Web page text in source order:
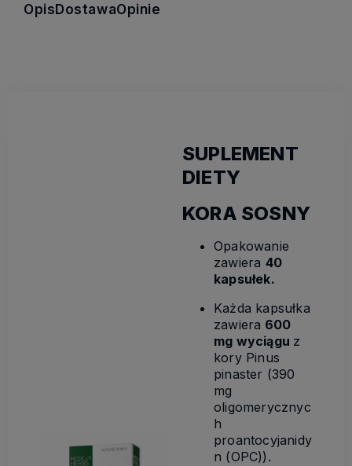
OpisDostawaOpinie
SUPLEMENT
DIETY
KORA SOSNY
Opakowanie
zawiera 40
kapsułek.
Każda kapsułka
zawiera 600
mg wyciągu z
kory Pinus
pinaster (390
mg
oligomerycznyc
h
proantocyjanidy
n (OPC)).